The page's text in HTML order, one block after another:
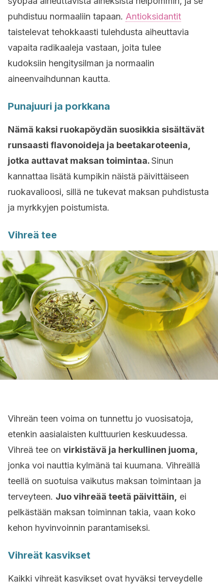
puhdistuu normaaliin tapaan. Antioksidantit
taistelevat tehokkaasti tulehdusta aiheuttavia
vapaita radikaaleja vastaan, joita tulee
kudoksiin hengitysilman ja normaalin
aineenvaihdunnan kautta.
Punajuuri ja porkkana
Nämä kaksi ruokapöydän suosikkia sisältävät
runsaasti flavonoideja ja beetakaroteenia,
jotka auttavat maksan toimintaa.Sinun
kannattaa lisätä kumpikin näistä päivittäiseen
ruokavalioosi, sillä ne tukevat maksan puhdistusta
ja myrkkyjen poistumista.
Vihreä tee
Vihreän teen voima on tunnettu jo vuosisatoja,
etenkin aasialaisten kulttuurien keskuudessa.
Vihreä tee on virkistävä ja herkullinen juoma,
jonka voi nauttia kylmänä tai kuumana. Vihreällä
teellä on suotuisa vaikutus maksan toimintaan ja
terveyteen. Juo vihreää teetä päivittäin,
ei
pelkästään maksan toiminnan takia, vaan koko
kehon hyvinvoinnin parantamiseksi.
Vihreät kasvikset
Kaikki vihreät kasvikset ovat hyväksi terveydelle